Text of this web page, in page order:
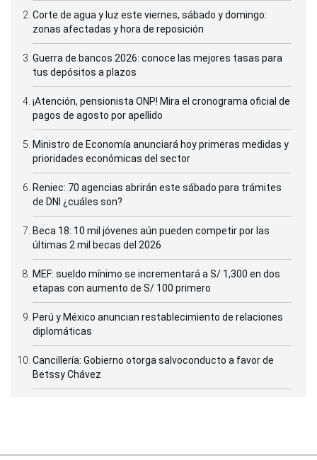
Corte de agua y luz este viernes, sábado y domingo:
zonas afectadas y hora de reposición
Guerra de bancos 2026: conoce las mejores tasas para
tus depósitos a plazos
¡Atención, pensionista ONP! Mira el cronograma oficial de
pagos de agosto por apellido
Ministro de Economía anunciará hoy primeras medidas y
prioridades económicas del sector
Reniec: 70 agencias abrirán este sábado para trámites
de DNI ¿cuáles son?
Beca 18: 10 mil jóvenes aún pueden competir por las
últimas 2 mil becas del 2026
MEF: sueldo mínimo se incrementará a S/ 1,300 en dos
etapas con aumento de S/ 100 primero
Perú y México anuncian restablecimiento de relaciones
diplomáticas
Cancillería: Gobierno otorga salvoconducto a favor de
Betssy Chávez